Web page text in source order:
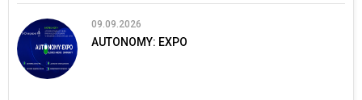
09.09.2026
AUTONOMY: EXPO